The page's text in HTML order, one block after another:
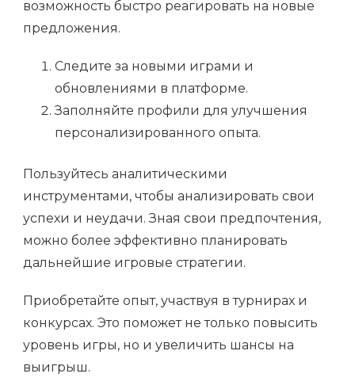
возможность быстро реагировать на новые
предложения.
Следите за новыми играми и
обновлениями в платформе.
Заполняйте профили для улучшения
персонализированного опыта.
Пользуйтесь аналитическими
инструментами, чтобы анализировать свои
успехи и неудачи. Зная свои предпочтения,
можно более эффективно планировать
дальнейшие игровые стратегии.
Приобретайте опыт, участвуя в турнирах и
конкурсах. Это поможет не только повысить
уровень игры, но и увеличить шансы на
выигрыш.